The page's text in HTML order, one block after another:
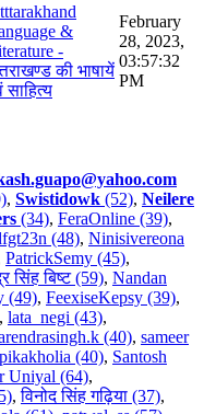
&
-
की भाषायें
साहित्य
February
28, 2023,
03:57:32
PM
, Swistidowk (52), Neilere
(34), FeraOnline (39),
(48), Ninisivereona
PatrickSemy (45),
सिंह बिष्ट (59), Nandan
(49), FeexiseKepsy (39),
, lata_negi (43),
(40), sameer
(40), Santosh
Uniyal (64),
,विनोद सिंह गढ़िया (37),